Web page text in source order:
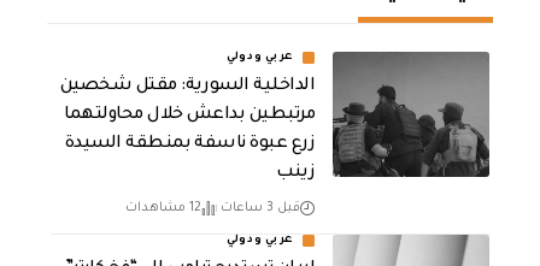
عربي ودولي
الداخلية السورية: مقتل شخصين
مرتبطين بداعش خلال محاولتهما
زرع عبوة ناسفة بمنطقة السيدة
زينب
قبل 3 ساعات 12 مشاهدات
عربي ودولي